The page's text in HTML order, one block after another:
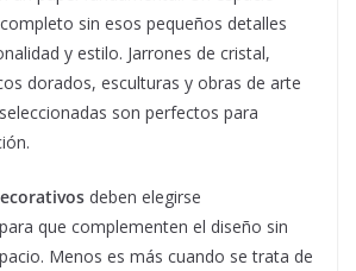
sin esos pequeños detalles
y estilo. Jarrones de cristal,
dorados, esculturas y obras de arte
son perfectos para
deben elegirse
que complementen el diseño sin
Menos es más cuando se trata de